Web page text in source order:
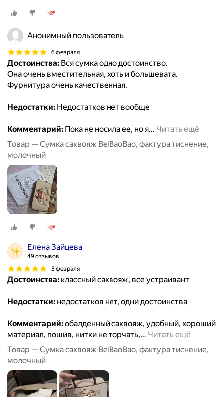
Анонимный пользователь
6 февраля
Достоинства: Вся сумка одно достоинство.
Она очень вместительная, хоть и большевата.
Фурнитура очень качественная.
Недостатки: Недостатков нет вообще
Комментарий: Пока не носила ее, но я… Читать ещё
Товар — Сумка саквояж BeiBaoBao, фактура тиснение,
молочный
Елена Зайцева
49 отзывов
3 февраля
Достоинства: классный саквояж, все устраивант
Недостатки: недостатков нет, одни достоинства
Комментарий:обалденный саквояж, удобный, хороший
материал, пошив, нитки не торчать,… Читать ещё
Товар — Сумка саквояж BeiBaoBao, фактура тиснение,
молочный